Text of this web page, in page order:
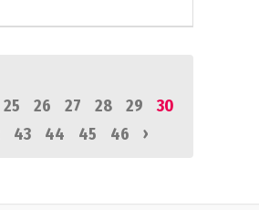
25 26 27 28 29
30
43 44 45 46 ›